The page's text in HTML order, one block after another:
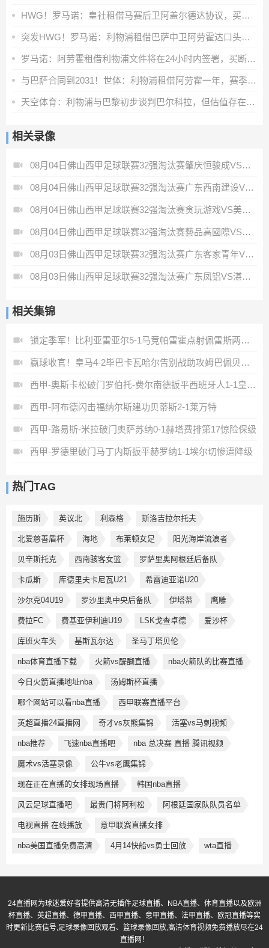
HWG！罗马诺：皇社租借马赛后卫阿盖尔德达协议，买断费1100万欧
突发HWG！罗马诺：利物浦租借巴萨中卫阿劳霍达口头协议
罗马诺：阿劳霍租借利物浦文件将在24小时内签署，买断条款非强制
与巴萨合同到2031！世体：利物浦租借阿劳霍一年，赛季末可选买断
天空体育：利物浦与巴黎初步谈判巴尔科拉，但估值存在巨大差距
相关录像
08月04日佛山西甲足球联赛32强淘汰赛肇庆恒骏成VS三七互娱全场录像
08月04日佛山西甲足球联赛32强淘汰赛广东西南建设VS香港圣徒全场录像
08月04日佛山西甲足球联赛32强淘汰赛贪玩游戏VS美的薪火全场录像
08月04日佛山西甲足球联赛32强淘汰赛藝品高國際VS湛江狂狼·粵辉能源全场录像
08月03日佛山西甲足球联赛32强淘汰赛广东客家青年VS广州英华思力U17全场录像
08月03日佛山西甲足球联赛32强淘汰赛广东凤铝VS湛江八部科技全场录像
相关集锦
锁定季军！比利亚雷亚尔5-1马竞帕雷霍点射佩雷斯两射一传
赢球收官！皇马4-2毕巴卡瓦哈尔告别战助攻姆巴佩贝林厄姆破门
西甲-奥斯卡松破门罗伯托-费尔南德扳平西班牙人1-1皇家社会
西甲-阿布德闪击福纳尔斯建功贝蒂斯2-1莱万特
西甲-路易斯-米拉破门奥萨苏纳0-1赫塔费排第17惊险保级
西甲-罗德里破门马丁内斯扳平赫罗纳1-1埃尔切惨遭降级
热门TAG
施历斯 英议北 利森格 斯洛吉拉尔托夫
北爱慈善盾杯 海地 布莱顿女足 阳光海岸流浪者
贝辛斯托克 西南骇客女篮 罗萨里奥阿根廷后备队
卡瓜斯 库德里夫卡尼瓦U21 希雷迪亚诺U20
沙尔克04U19 罗沙里奥中央后备队 伊塔蒂 鹰雕
费拉FC 费基亚伊利迪U19 LSK戈查卓德 爱沙杯
库班火车头 基斯瓦尔达 圣马丁塔贝伦
nba体育直播下载 火箭vs醍醐直播 nba火箭队的比赛直播
今日火箭直播地址nba 汤姆斯杯直播
哪个网站可以看nba直播 西甲联赛直播平台
英超直播24直播网 奇才vs灰熊集锦 活塞vs马刺视频
nba推荐 飞速nba直播吧 nba 总决赛 直播 腾讯视频
魔术vs活塞录像 公牛vs老鹰集锦
现在正在直播的女排现场直播 韩国nba直播
风云足球直播吧 最贵门将阿利松 阿根廷国家队队员名单
电视直播 在线播放 意甲联赛直播女排
nba美国直播免费高清 4月14快船vs勇士回放 wta直播
24直播网为球迷爱好者提供高清无插件足球直播、NBA直播、体育直播以及欧洲
杯直播、英超直播、德甲直播、西甲直播、意甲直播、法甲直播、欧冠直播等实
时更新比赛信号,足球录像回放观看、篮球录像回放,高清体育视频免费播放尽在24
直播网！